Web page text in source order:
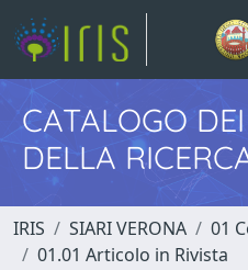
CATALOGO
DELLA
IRIS SIARI VERONA
01
01.01 Articolo in Rivista